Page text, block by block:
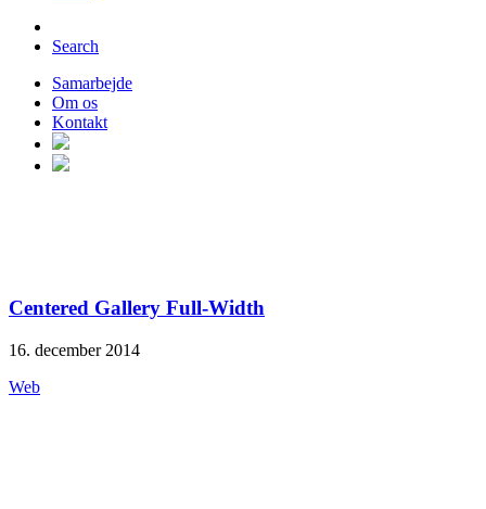
Search
Samarbejde
Om os
Kontakt
Centered Gallery Full-Width
16. december 2014
Web